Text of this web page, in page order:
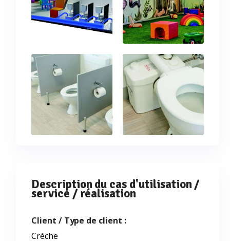
Description du cas d'utilisation /
service / réalisation
Client / Type de client :
Crèche